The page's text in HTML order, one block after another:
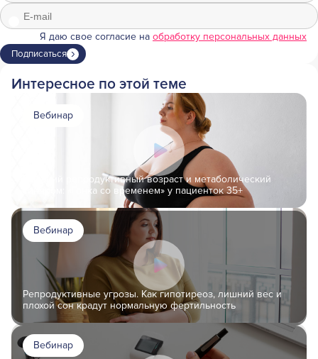
Я даю свое согласие на обработку персональных данных
Подписаться
Интересное по этой теме
Вебинар
Поздний репродуктивный возраст и метаболический
синдром: «Гонка со временем» у пациенток 35+
Вебинар
Репродуктивные угрозы. Как гипотиреоз, лишний вес и
плохой сон крадут нормальную фертильность
Вебинар